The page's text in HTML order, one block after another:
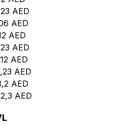
AED
AED
AED
AED
AED
AED
AED
AED